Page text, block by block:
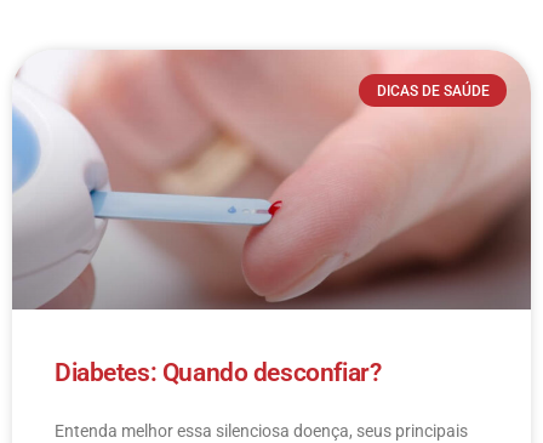
DICAS DE SAÚDE
Diabetes: Quando desconfiar?
Entenda melhor essa silenciosa doença, seus principais